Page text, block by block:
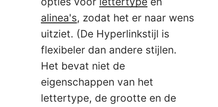
alinea's, zodat het er naar wens
uitziet. (De Hyperlinkstijl is
flexibeler dan andere stijlen.
Het bevat niet de
eigenschappen van het
lettertype, de grootte en de